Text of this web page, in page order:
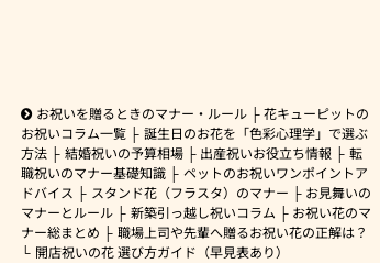
お祝いを贈るときのマナー・ルール
花キューピットの
お祝いコラム一覧
誕生日のお花を「色彩心理学」で選ぶ
方法
結婚祝いの予算相場 出産祝いお役立ち情報
転
職祝いのマナー基礎知識
ペットのお祝いワンポイントア
ドバイス
スタンド花（フラスタ）のマナー
お見舞いの
マナーとルール
新築引っ越し祝いコラム
お祝い花のマ
ナー総まとめ
職場上司や先輩へ贈るお祝い花の正解は？
開店祝いの花 選び方ガイド（早見表あり）